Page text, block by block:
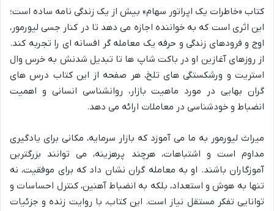
کتاب «خاطرات یک اپراتور سهام» بیش از یک زندگی نامه ساده است؛
این اثری است که به خواننده اجازه می دهد تا در کنار جسی لیورمور،
اوج و فرودهای زندگی و حرفه یک معامله گر افسانه ای را تجربه کند.
از روزهای آغازین او در باکت شاپ ها تا تبدیل شدنش به خرس وال
استریت و ورشکستگی های تلخ، هر صفحه از این کتاب درس های
گران بهایی در مورد ماهیت بازار، روانشناسی انسانی و اهمیت
انضباط و خودشناسی در معاملات ارائه می دهد.
میراث لیورمور به ما می آموزد که بازار سرمایه، مکانی برای یادگیری
مداوم است و اشتباهات، هرچند پرهزینه، می توانند بزرگترین
آموزگاران باشند. او به معامله گران نشان داد که برای موفقیت، نه
تنها به هوش و استعداد، بلکه به انضباط آهنین، کنترل احساسات و
توانایی تفکر مستقل نیاز است. این کتاب، با روایت زنده و جزئیات